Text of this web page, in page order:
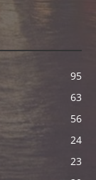
95
63
56
24
23